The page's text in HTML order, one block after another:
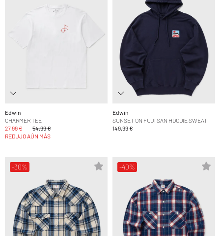
Edwin
CHARMER TEE
27,99 €
54,99 €
REDUJO AÚN MÁS
Edwin
SUNSET ON FUJI SAN HOODIE SWEAT
149,99 €
-30% -40%